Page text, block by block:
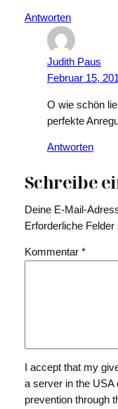
Antworten
Judith Paus
Februar 15,
O wie schön
perfekte
Antworten
Schreibe
Deine E-Mail-
Erforderliche Felder
Kommentar *
I accept that my
a server in the USA
prevention through